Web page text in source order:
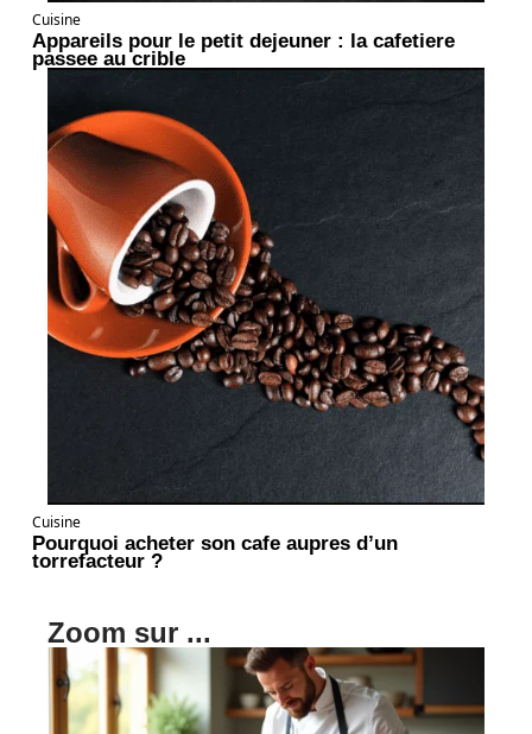
Cuisine
Appareils pour le petit dejeuner : la cafetiere
passee au crible
Cuisine
Pourquoi acheter son cafe aupres d’un
torrefacteur ?
Zoom sur ...